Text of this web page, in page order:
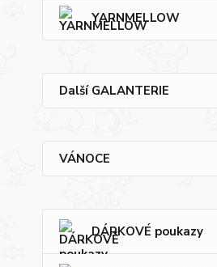
YARNMELLOW
Další GALANTERIE
VÁNOCE
DÁRKOVÉ poukazy